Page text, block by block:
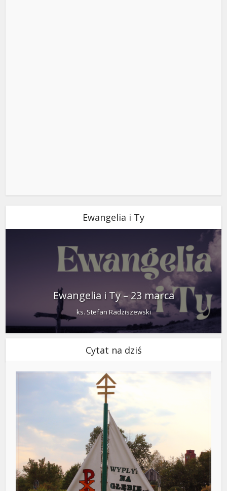
Ewangelia i Ty
Ewangelia i Ty – 23 marca
ks. Stefan Radziszewski
Cytat na dziś